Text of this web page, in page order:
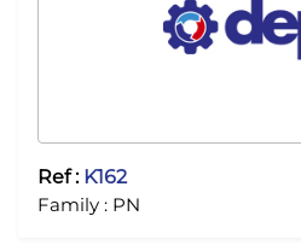
Ref : K162
Family : PN